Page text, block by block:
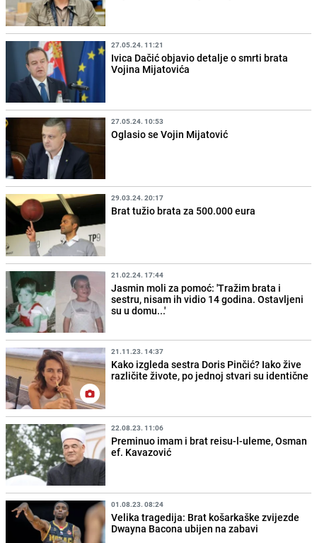
27.05.24. 11:21
Ivica Dačić objavio detalje o smrti brata
Vojina Mijatovića
27.05.24. 10:53
Oglasio se Vojin Mijatović
29.03.24. 20:17
Brat tužio brata za 500.000 eura
21.02.24. 17:44
Jasmin moli za pomoć: 'Tražim brata i
sestru, nisam ih vidio 14 godina. Ostavljeni
su u domu...'
21.11.23. 14:37
Kako izgleda sestra Doris Pinčić? Iako žive
različite živote, po jednoj stvari su identične
22.08.23. 11:06
Preminuo imam i brat reisu-l-uleme, Osman
ef. Kavazović
01.08.23. 08:24
Velika tragedija: Brat košarkaške zvijezde
Dwayna Bacona ubijen na zabavi